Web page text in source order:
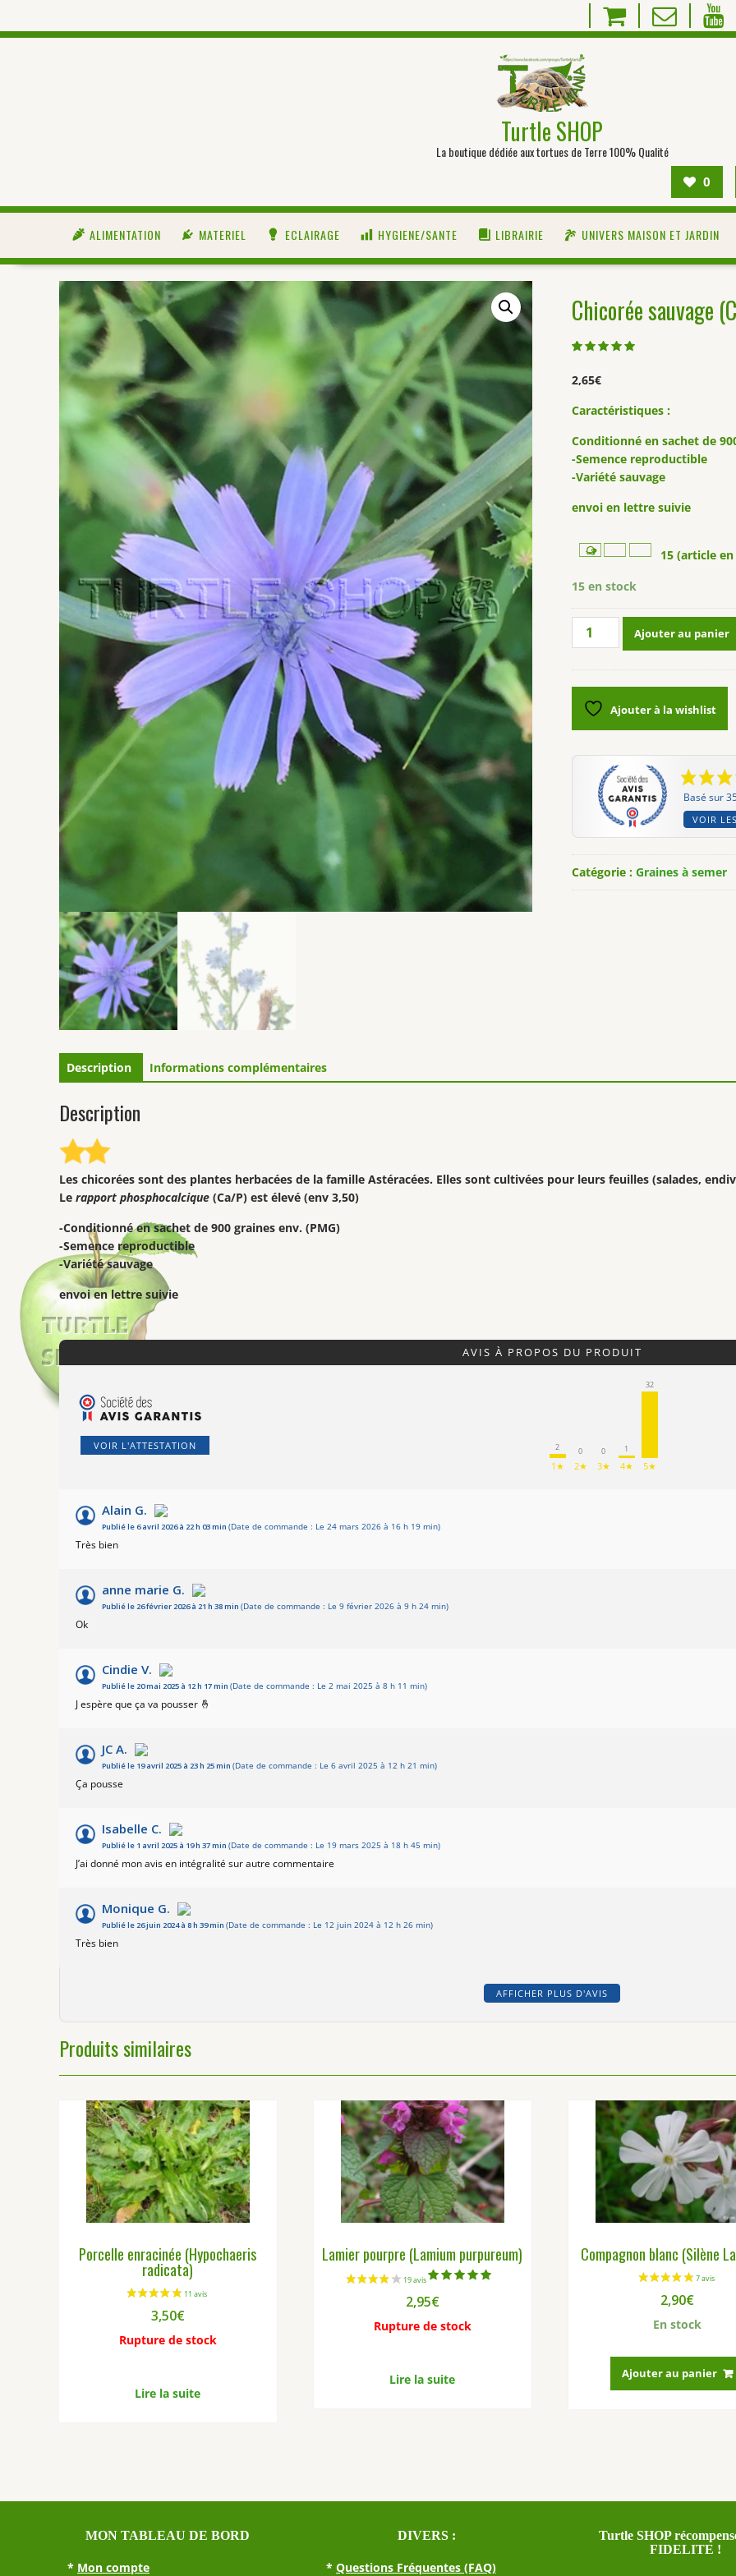
Turtle SHOP
La boutique dédiée aux tortues de Terre 100% Qualité
0
ALIMENTATION MATERIEL ECLAIRAGE HYGIENE/SANTE LIBRAIRIE UNIVERS MAISON ET JARDIN
Chicorée sauvage
notation client
2,65€
Caractéristiques :
Conditionné en sachet de
-Semence reproductible
-Variété sauvage
envoi en lettre suivie
15 (article
15 en stock
quantité
(Cichorium
intybus
L)
Ajouter au panier
Ajouter à la wishlist
Basé sur
VOIR
Catégorie : Graines à semer
Description Informations complémentaires
Description
Les chicorées sont des plantes herbacées de la famille Astéracées. Elles sont cultivées pour leurs feuilles (salades,
Le rapport phosphocalcique (Ca/P) est élevé (env 3,50)
-Conditionné en sachet de 900 graines env. (PMG)
-Semence reproductible
-Variété sauvage
envoi en lettre suivie
AVIS À PROPOS DU PRODUIT
VOIR L'ATTESTATION 2
1★
0
2★
0
3★
1
4★
32
5★
Alain G.
Publié le 6 avril 2026 à 22 h 03 min (Date de commande : Le 24 mars 2026 à 16 h 19 min)
Très bien
anne marie G.
Publié le 26 février 2026 à 21 h 38 min (Date de commande : Le 9 février 2026 à 9 h 24 min)
Ok
Cindie V.
Publié le 20 mai 2025 à 12 h 17 min (Date de commande : Le 2 mai 2025 à 8 h 11 min)
J espère que ça va pousser 🤞
JC A.
Publié le 19 avril 2025 à 23 h 25 min (Date de commande : Le 6 avril 2025 à 12 h 21 min)
Ça pousse
Isabelle C.
Publié le 1 avril 2025 à 19 h 37 min (Date de commande : Le 19 mars 2025 à 18 h 45 min)
J’ai donné mon avis en intégralité sur autre commentaire
Monique G.
Publié le 26 juin 2024 à 8 h 39 min (Date de commande : Le 12 juin 2024 à 12 h 26 min)
Très bien
AFFICHER PLUS D'AVIS
Produits similaires
Porcelle enracinée (Hypochaeris
radicata)
3,50€
Rupture de stock
Lire la suite
Lamier pourpre (Lamium purpureum)
2,95€
Rupture de stock
Lire la suite
Compagnon blanc (Silène
2,90€
En stock
Ajouter au panier
MON TABLEAU DE BORD
* Mon compte
DIVERS :
* Questions Fréquentes (FAQ)
Turtle SHOP
FIDELITE !